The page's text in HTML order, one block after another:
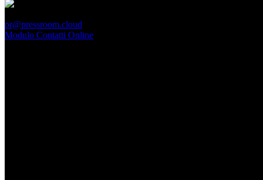
pr@pressroom.cloud
Modulo Contatti Online